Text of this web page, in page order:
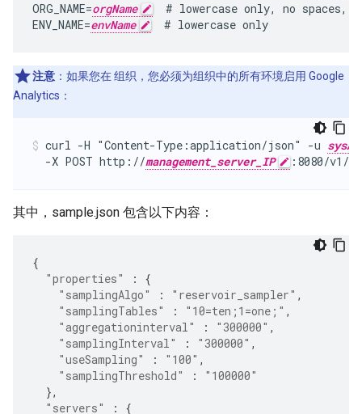
ORG_NAME=orgName
# lowercase only, no spaces,
ENV_NAME=envName
  # lowercase only
注意 ：如果您在 组织，您必须为组织中的所有环境启用 Google
Analytics：
curl -H "Content-Type:application/json" -u
  -X POST http://
management_server_IP :8080/v1/
其中，sample.json 包含以下内容：
{
"properties"
:
{
"samplingAlgo"
: "reservoir_sampler" ,
"samplingTables"
: "10=ten;1=one;" ,
"aggregationinterval"
: "300000" ,
"samplingInterval"
: "300000" ,
"useSampling"
: "100" ,
"samplingThreshold"
:
"100000"
},
"servers"
:
{